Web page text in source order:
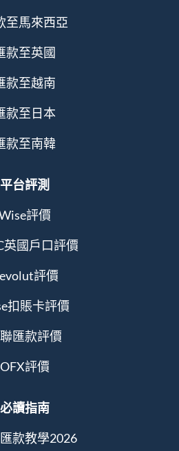
至馬來西亞
款至英國
款至越南
款至日本
款至南韓
平台評測
評價
英國戶口評價
評價
扣賬卡評價
匯款評價
OFX評價
必讀指南
款教學2026